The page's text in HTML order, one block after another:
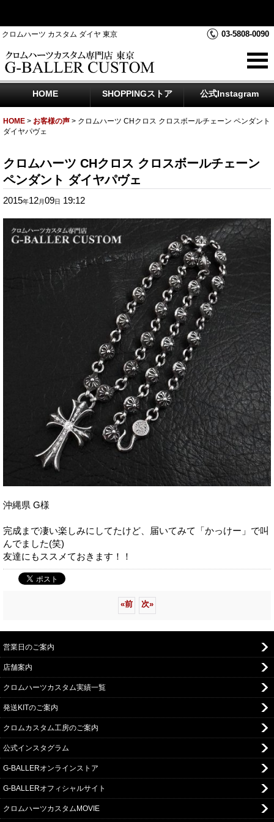
クロムハーツ カスタム ダイヤ 東京 03-5808-0090
HOME SHOPPINGストア 公式Instagram
HOME > お客様の声 > クロムハーツ CHクロス クロスボールチェーン ペンダント
ダイヤパヴェ
クロムハーツ CHクロス クロスボールチェーン
ペンダント ダイヤパヴェ
2015年12月 09日 19:12
沖縄県 G様
完成まで凄い楽しみにしてたけど、届いてみて「かっけー」で叫
んでました(笑)
友達にもススメておきます！！
«前 次»
営業日のご案内
店舗案内
クロムハーツカスタム実績一覧
発送KITのご案内
クロムカスタム工房のご案内
公式インスタグラム
G-BALLERオンラインストア
G-BALLERオフィシャルサイト
クロムハーツカスタムMOVIE